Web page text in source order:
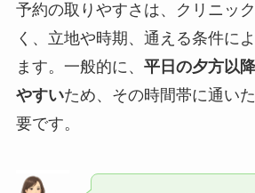
予約の取りやすさは、クリニッ
く、立地や時期、通える条件に
ます。一般的に、 平日の夕方以
やすいため、その時間帯に通い
要です。